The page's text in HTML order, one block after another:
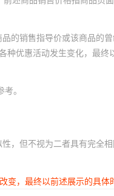
销售指导价或该商品的
优惠活动发生变化，最终
。
，但不视为二者具有完全相
，最终以前述展示的具体